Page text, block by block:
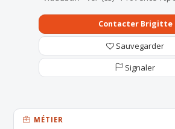
Contacter Brigitte
Sauvegarder
Signaler
MÉTIER